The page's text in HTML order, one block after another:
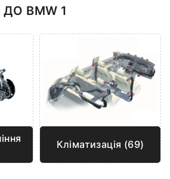
BMW 1
Кліматизація (69)